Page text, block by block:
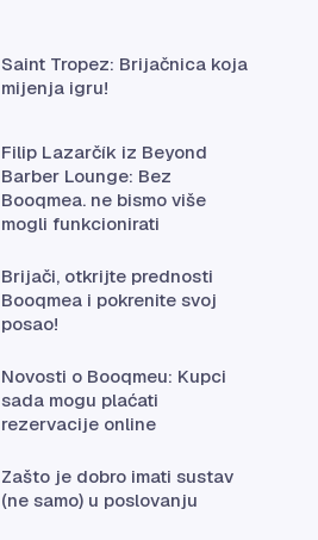
Saint Tropez: Brijačnica koja
mijenja igru!
Filip Lazarčík iz Beyond
Barber Lounge: Bez
Booqmea. ne bismo više
mogli funkcionirati
Brijači, otkrijte prednosti
Booqmea i pokrenite svoj
posao!
Novosti o Booqmeu: Kupci
sada mogu plaćati
rezervacije online
Zašto je dobro imati sustav
(ne samo) u poslovanju